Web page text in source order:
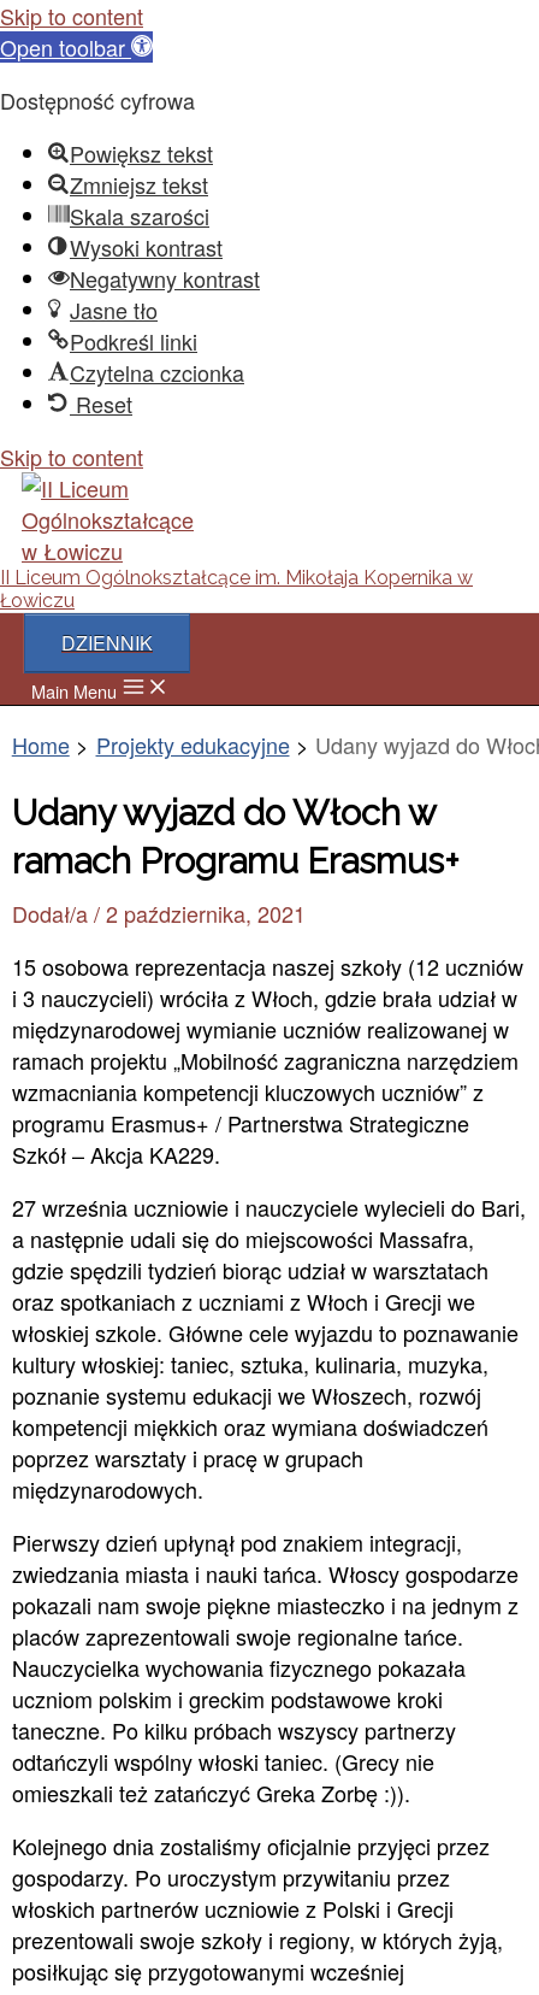
Skip to content
Open toolbar
Dostępność cyfrowa
Powiększ tekst
Zmniejsz tekst
Skala szarości
Wysoki kontrast
Negatywny kontrast
Jasne tło
Podkreśl linki
Czytelna czcionka
Reset
Skip to content
II Liceum Ogólnokształcące im. Mikołaja Kopernika w
Łowiczu
DZIENNIK
Main Menu
Home Projekty edukacyjne Udany wyjazd do
Udany wyjazd do Włoch w
ramach Programu Erasmus+
Dodał/a /2 października, 2021
15 osobowa reprezentacja naszej szkoły (12 uczniów
i 3 nauczycieli) wróciła z Włoch, gdzie brała udział w
międzynarodowej wymianie uczniów realizowanej w
ramach projektu „Mobilność zagraniczna narzędziem
wzmacniania kompetencji kluczowych uczniów” z
programu Erasmus+ / Partnerstwa Strategiczne
Szkół – Akcja KA229.
27 września uczniowie i nauczyciele wylecieli do Bari,
a następnie udali się do miejscowości Massafra,
gdzie spędzili tydzień biorąc udział w warsztatach
oraz spotkaniach z uczniami z Włoch i Grecji we
włoskiej szkole. Główne cele wyjazdu to poznawanie
kultury włoskiej: taniec, sztuka, kulinaria, muzyka,
poznanie systemu edukacji we Włoszech, rozwój
kompetencji miękkich oraz wymiana doświadczeń
poprzez warsztaty i pracę w grupach
międzynarodowych.
Pierwszy dzień upłynął pod znakiem integracji,
zwiedzania miasta i nauki tańca. Włoscy gospodarze
pokazali nam swoje piękne miasteczko i na jednym z
placów zaprezentowali swoje regionalne tańce.
Nauczycielka wychowania fizycznego pokazała
uczniom polskim i greckim podstawowe kroki
taneczne. Po kilku próbach wszyscy partnerzy
odtańczyli wspólny włoski taniec. (Grecy nie
omieszkali też zatańczyć Greka Zorbę :)).
Kolejnego dnia zostaliśmy oficjalnie przyjęci przez
gospodarzy. Po uroczystym przywitaniu przez
włoskich partnerów uczniowie z Polski i Grecji
prezentowali swoje szkoły i regiony, w których żyją,
posiłkując się przygotowanymi wcześniej